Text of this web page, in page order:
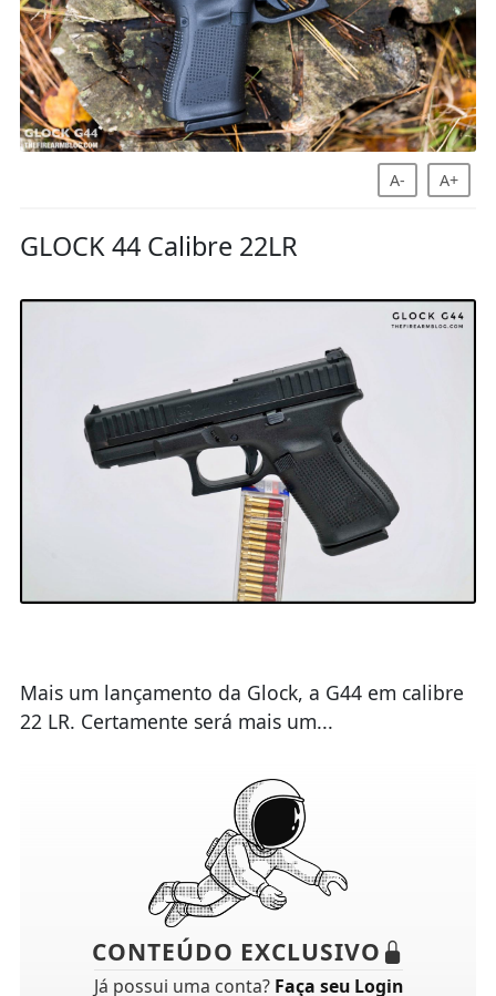
A- A+
GLOCK 44 Calibre 22LR
Mais um lançamento da Glock, a G44 em calibre
22 LR. Certamente será mais um...
CONTEÚDO EXCLUSIVO
Já possui uma conta? Faça seu Login